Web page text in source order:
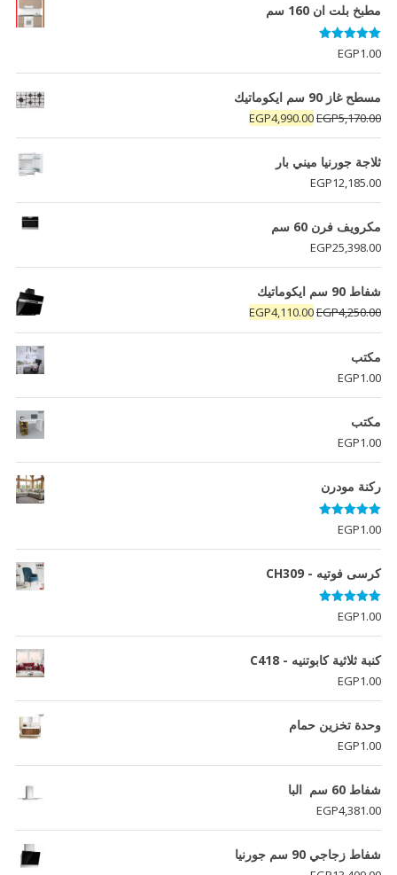
مطبخ بلت ان 160 سم
تم التقييم
5.00
من 5
EGP1.00
مسطح غاز 90 سم ايكوماتيك
EGP5,170.00
السعر
الأصلي
هو:
EGP5,170.00.
EGP4,990.00
السعر
الحالي
ثلاجة جورنيا ميني بار
EGP12,185.00
مكرويف فرن 60 سم
EGP25,398.00
شفاط 90 سم ايكوماتيك
EGP4,250.00
السعر
الأصلي
EGP4,110.00
السعر
الحالي
مكتب
EGP1.00
مكتب
EGP1.00
ركنة مودرن
تم التقييم
5.00
من 5
EGP1.00
كرسى فوتيه - CH309
تم التقييم
5.00
من 5
EGP1.00
كنبة ثلاثية كابوتنيه - C418
EGP1.00
وحدة تخزين حمام
EGP1.00
شفاط 60 سم البا
EGP4,381.00
شفاط زجاجي 90 سم جورنيا